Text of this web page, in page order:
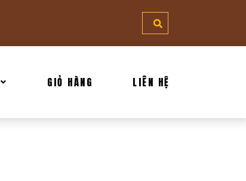
GIỎ HÀNG LIÊN HỆ